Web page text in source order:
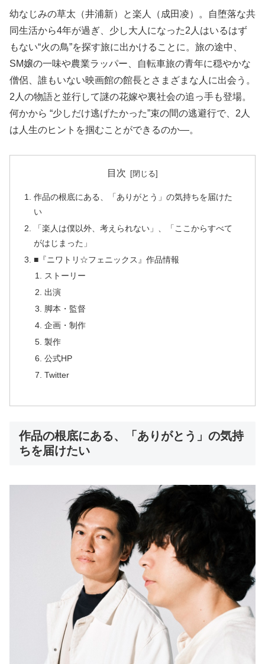
幼なじみの草太（井浦新）と楽人（成田凌）。自堕落な共
同生活から4年が過ぎ、少し大人になった2人はいるはず
もない“火の鳥”を探す旅に出かけることに。旅の途中、
SM嬢の一味や農業ラッパー、自転車旅の青年に穏やかな
僧侶、誰もいない映画館の館長とさまざまな人に出会う。
2人の物語と並行して謎の花嫁や裏社会の追っ手も登場。
何かから “少しだけ逃げたかった”束の間の逃避行で、2人
は人生のヒントを掴むことができるのか—。
目次
作品の根底にある、「ありがとう」の気持ちを届けた
い
「楽人は僕以外、考えられない」、「ここからすべて
がはじまった」
■『ニワトリ☆フェニックス』作品情報
ストーリー
出演
脚本・監督
企画・制作
製作
公式HP
Twitter
作品の根底にある、「ありがとう」の気持
ちを届けたい